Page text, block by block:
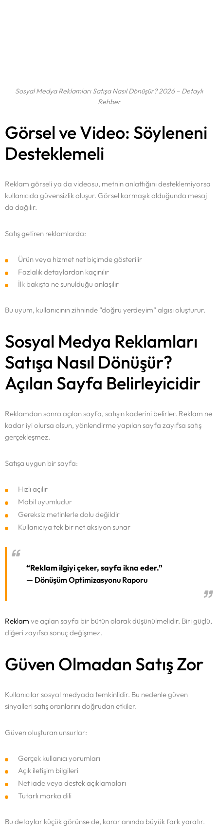
Anasayfa
Portföy
Hizmetlerimiz
Sosyal Medya Reklamları Satışa Nasıl Dönüşür? 2026 – Detaylı
Rehber
Görsel ve Video: Söyleneni
Desteklemeli
Reklam görseli ya da videosu, metnin anlattığını desteklemiyorsa
kullanıcıda güvensizlik oluşur. Görsel karmaşık olduğunda mesaj
da dağılır.
Satış getiren reklamlarda:
Ürün veya hizmet net biçimde gösterilir
Fazlalık detaylardan kaçınılır
İlk bakışta ne sunulduğu anlaşılır
Bu uyum, kullanıcının zihninde “doğru yerdeyim” algısı oluşturur.
Sosyal Medya Reklamları
Satışa Nasıl Dönüşür?
Açılan Sayfa Belirleyicidir
Reklamdan sonra açılan sayfa, satışın kaderini belirler. Reklam ne
kadar iyi olursa olsun, yönlendirme yapılan sayfa zayıfsa satış
gerçekleşmez.
Satışa uygun bir sayfa:
Hızlı açılır
Mobil uyumludur
Gereksiz metinlerle dolu değildir
Kullanıcıya tek bir net aksiyon sunar
“Reklam ilgiyi çeker, sayfa ikna eder.”
— Dönüşüm Optimizasyonu Raporu
Reklam ve açılan sayfa bir bütün olarak düşünülmelidir. Biri güçlü,
diğeri zayıfsa sonuç değişmez.
Güven Olmadan Satış Zor
Kullanıcılar sosyal medyada temkinlidir. Bu nedenle güven
sinyalleri satış oranlarını doğrudan etkiler.
Güven oluşturan unsurlar:
Gerçek kullanıcı yorumları
Açık iletişim bilgileri
Net iade veya destek açıklamaları
Tutarlı marka dili
Bu detaylar küçük görünse de, karar anında büyük fark yaratır.